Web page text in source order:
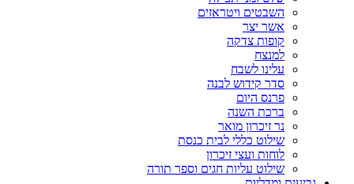
השבטים ויטראזים
אשר יצר
קופות צדקה
למנצח
עלינו לשבח
סדר קידוש לבנה
פרנס היום
ברכת השנה
נר זיכרון מואר
שילוט כללי לבית כנסת
לוחות ועצי זיכרון
שילוט עליות חגים וספר תורה